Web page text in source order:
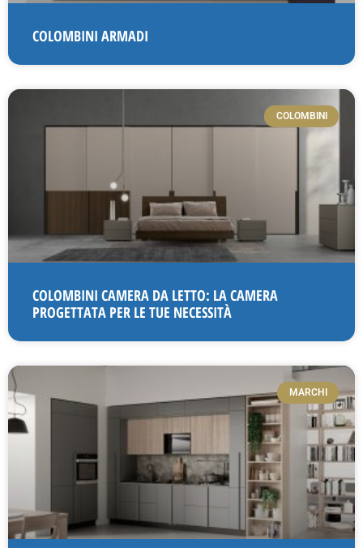
COLOMBINI ARMADI
COLOMBINI
COLOMBINI CAMERA DA LETTO: LA CAMERA
PROGETTATA PER LE TUE NECESSITÀ
MARCHI